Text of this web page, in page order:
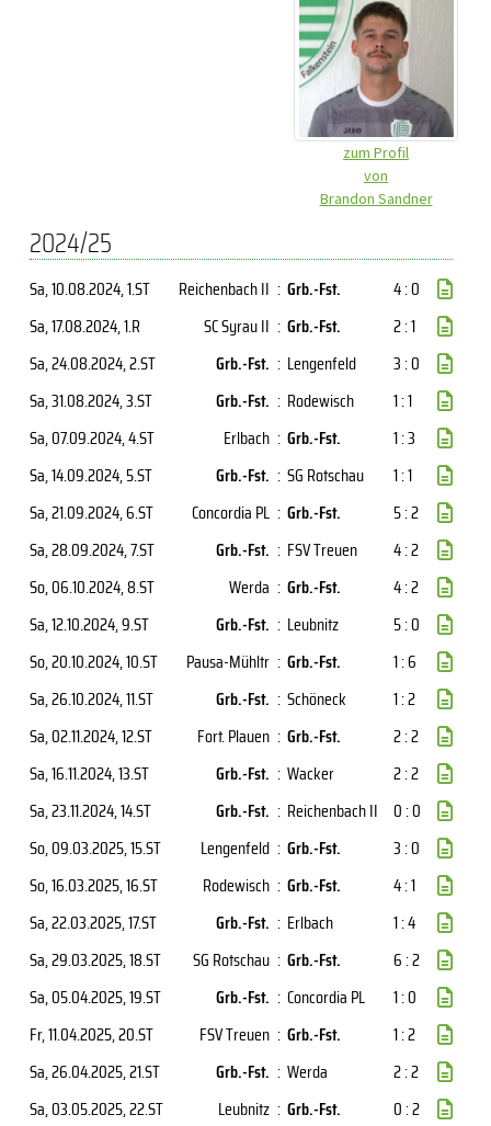
zum Profil
von
Brandon Sandner
2024/25
Sa, 10.08.2024, 1.ST Reichenbach II : Grb.-Fst.
4 : 0
Sa, 17.08.2024, 1.R SC Syrau II : Grb.-Fst.
2 : 1
Sa, 24.08.2024, 2.ST Grb.-Fst. : Lengenfeld
3 : 0
Sa, 31.08.2024, 3.ST Grb.-Fst. : Rodewisch
1 : 1
Sa, 07.09.2024, 4.ST Erlbach : Grb.-Fst.
1 : 3
Sa, 14.09.2024, 5.ST Grb.-Fst. : SG Rotschau
1 : 1
Sa, 21.09.2024, 6.ST Concordia PL : Grb.-Fst.
5 : 2
Sa, 28.09.2024, 7.ST Grb.-Fst. : FSV Treuen
4 : 2
So, 06.10.2024, 8.ST Werda : Grb.-Fst.
4 : 2
Sa, 12.10.2024, 9.ST Grb.-Fst. : Leubnitz
5 : 0
So, 20.10.2024, 10.ST Pausa-Mühltr : Grb.-Fst.
1 : 6
Sa, 26.10.2024, 11.ST Grb.-Fst. : Schöneck
1 : 2
Sa, 02.11.2024, 12.ST Fort. Plauen : Grb.-Fst.
2 : 2
Sa, 16.11.2024, 13.ST Grb.-Fst. : Wacker
2 : 2
Sa, 23.11.2024, 14.ST Grb.-Fst. : Reichenbach II 0 : 0
So, 09.03.2025, 15.ST Lengenfeld : Grb.-Fst.
3 : 0
So, 16.03.2025, 16.ST Rodewisch : Grb.-Fst.
4 : 1
Sa, 22.03.2025, 17.ST Grb.-Fst. : Erlbach
1 : 4
Sa, 29.03.2025, 18.ST SG Rotschau : Grb.-Fst.
6 : 2
Sa, 05.04.2025, 19.ST Grb.-Fst. : Concordia PL
1 : 0
Fr, 11.04.2025, 20.ST FSV Treuen : Grb.-Fst.
1 : 2
Sa, 26.04.2025, 21.ST Grb.-Fst. : Werda
2 : 2
Sa, 03.05.2025, 22.ST Leubnitz : Grb.-Fst.
0 : 2